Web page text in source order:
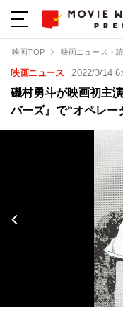
映画TOP 映画ニュース・
映画ニュース 2022/3/14
磯村勇斗が映画初主
バーズ』で“オペレー